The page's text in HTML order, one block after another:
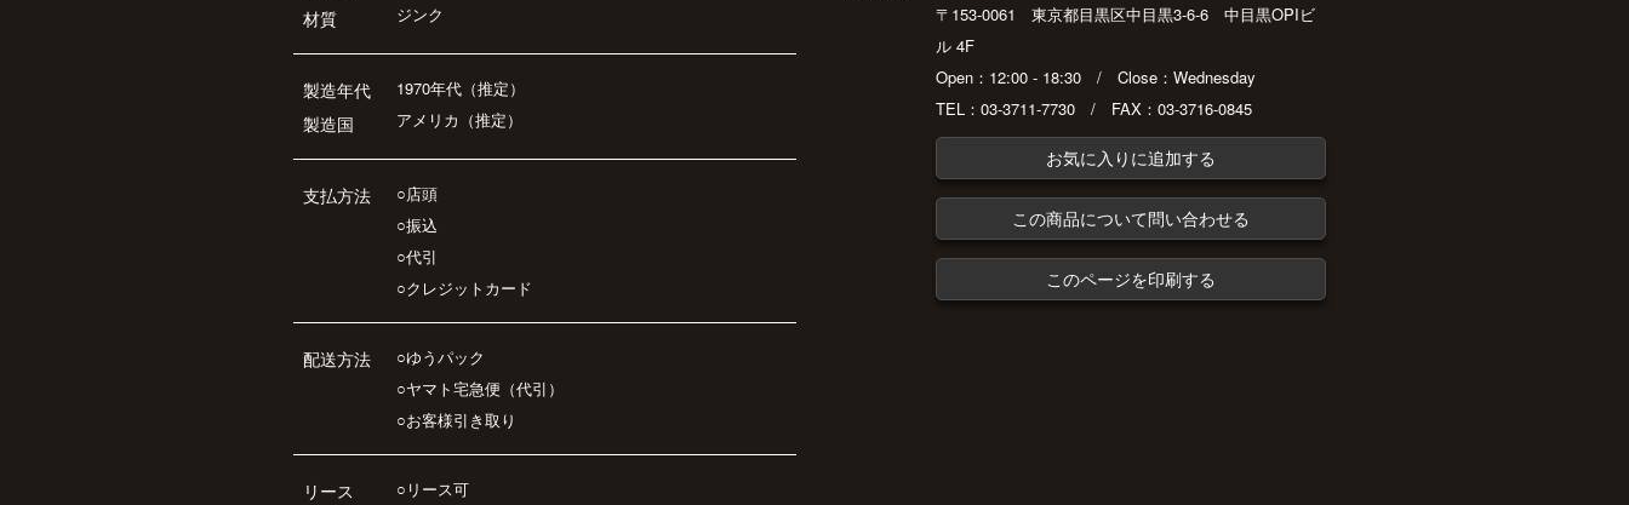
材質
ジンク
製造年代
製造国
1970年代（推定）
アメリカ（推定）
支払方法
○店頭
○振込
○代引
○クレジットカード
配送方法
○ゆうパック
○ヤマト宅急便（代引）
○お客様引き取り
リース ○リース可
〒153-0061 東京都目黒区中目黒3-6-6 中目黒OPIビ
ル 4F
Open：12:00 - 18:30 / Close：Wednesday
TEL：03-3711-7730 / FAX：03-3716-0845
お気に入りに追加する
この商品について問い合わせる
このページを印刷する